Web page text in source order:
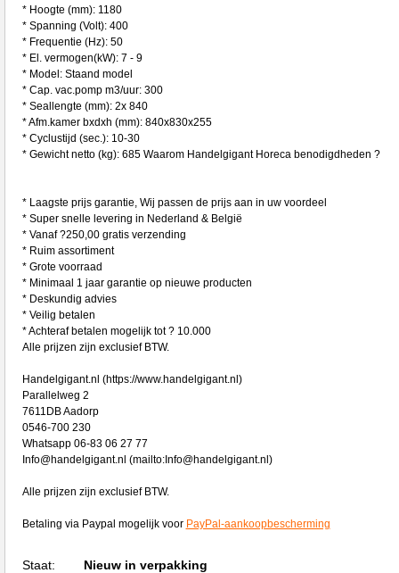
* Hoogte (mm): 1180
* Spanning (Volt): 400
* Frequentie (Hz): 50
* El. vermogen(kW): 7 - 9
* Model: Staand model
* Cap. vac.pomp m3/uur: 300
* Seallengte (mm): 2x 840
* Afm.kamer bxdxh (mm): 840x830x255
* Cyclustijd (sec.): 10-30
* Gewicht netto (kg): 685 Waarom Handelgigant Horeca benodigdheden ?
* Laagste prijs garantie, Wij passen de prijs aan in uw voordeel
* Super snelle levering in Nederland & België
* Vanaf ?250,00 gratis verzending
* Ruim assortiment
* Grote voorraad
* Minimaal 1 jaar garantie op nieuwe producten
* Deskundig advies
* Veilig betalen
* Achteraf betalen mogelijk tot ? 10.000
Alle prijzen zijn exclusief BTW.
Handelgigant.nl (https://www.handelgigant.nl)
Parallelweg 2
7611DB Aadorp
0546-700 230
Whatsapp 06-83 06 27 77
Info@handelgigant.nl (mailto:Info@handelgigant.nl)
Alle prijzen zijn exclusief BTW.
Betaling via Paypal mogelijk voor PayPal-aankoopbescherming
Staat:
Nieuw in verpakking